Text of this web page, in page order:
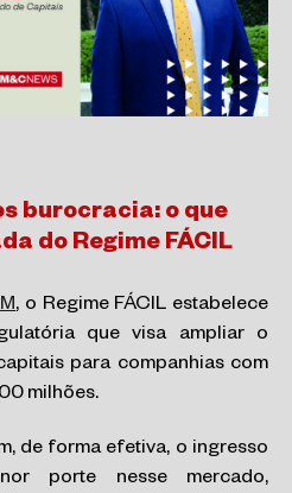
burocracia: o que
do Regime FÁCIL
, o Regime FÁCIL estabelece
que visa ampliar o
para companhias com
milhões.
de forma efetiva, o ingresso
porte nesse mercado,